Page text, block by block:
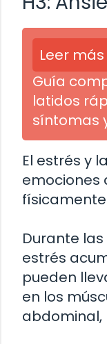
Leer más
Guía
latidos
síntomas
El estrés y
emociones
Durante
estrés
pueden
en los
abdominal,